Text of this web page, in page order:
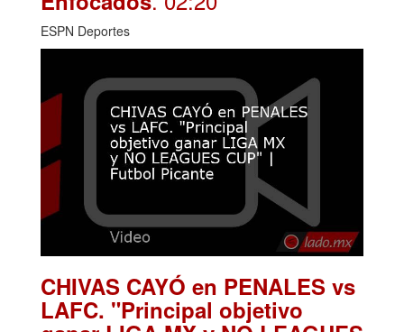
ESPN Deportes
CHIVAS CAYÓ en PENALES vs
LAFC. "Principal objetivo